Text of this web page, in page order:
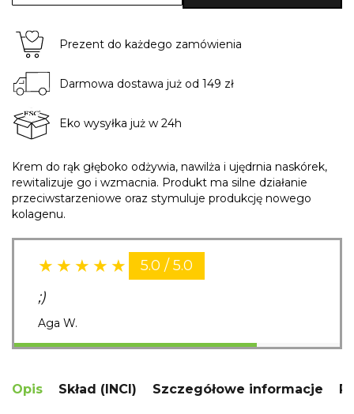
Prezent do każdego zamówienia
Darmowa dostawa już od 149 zł
Eko wysyłka już w 24h
Krem do rąk głęboko odżywia, nawilża i ujędrnia naskórek,
rewitalizuje go i wzmacnia. Produkt ma silne działanie
przeciwstarzeniowe oraz stymuluje produkcję nowego
kolagenu.
5.0 / 5.0
;)
Aga W.
Opis Skład (INCI) Szczegółowe informacje